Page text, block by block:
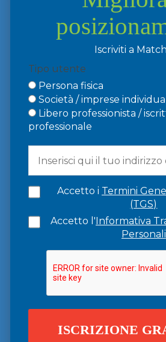
Iscriviti a
Tipo utente
Persona fisica
Società / imprese
Libero professionista /
professionale
Accetto i Termini
(TGS)
Accetto l'Informativa
Personali